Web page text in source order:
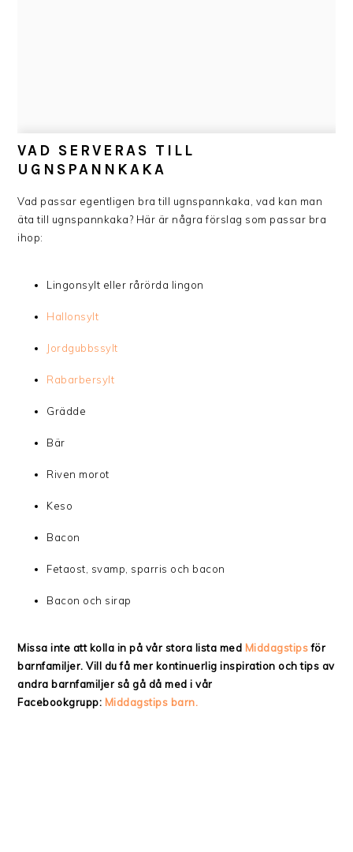
VAD SERVERAS TILL
UGNSPANNKAKA
Vad passar egentligen bra till ugnspannkaka, vad kan man
äta till ugnspannkaka? Här är några förslag som passar bra
ihop:
Lingonsylt eller rårörda lingon
Hallonsylt
Jordgubbssylt
Rabarbersylt
Grädde
Bär
Riven morot
Keso
Bacon
Fetaost, svamp, sparris och bacon
Bacon och sirap
Missa inte att kolla in på vår stora lista med Middagstipsför
barnfamiljer. Vill du få mer kontinuerlig inspiration och tips av
andra barnfamiljer så gå då med i vår
Facebookgrupp: Middagstips barn.